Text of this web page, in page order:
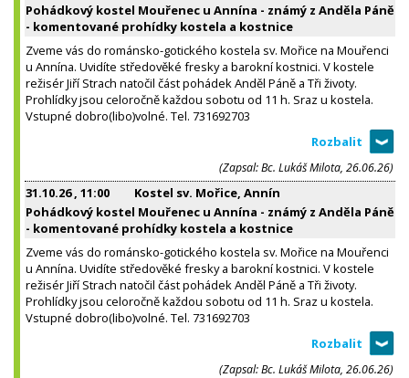
Pohádkový kostel Mouřenec u Annína - známý z Anděla Páně
- komentované prohídky kostela a kostnice
Zveme vás do románsko-gotického kostela sv. Mořice na Mouřenci
u Annína. Uvidíte středověké fresky a barokní kostnici. V kostele
režisér Jiří Strach natočil část pohádek Anděl Páně a Tři životy.
Prohlídky jsou celoročně každou sobotu od 11 h. Sraz u kostela.
Vstupné dobro(libo)volné. Tel. 731692703
(Zapsal: Bc. Lukáš Milota, 26.06.26)
31.10.26, 11:00
Kostel sv. Mořice, Annín
Pohádkový kostel Mouřenec u Annína - známý z Anděla Páně
- komentované prohídky kostela a kostnice
Zveme vás do románsko-gotického kostela sv. Mořice na Mouřenci
u Annína. Uvidíte středověké fresky a barokní kostnici. V kostele
režisér Jiří Strach natočil část pohádek Anděl Páně a Tři životy.
Prohlídky jsou celoročně každou sobotu od 11 h. Sraz u kostela.
Vstupné dobro(libo)volné. Tel. 731692703
(Zapsal: Bc. Lukáš Milota, 26.06.26)